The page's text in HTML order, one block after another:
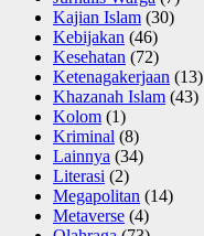
Kajian Islam (30)
Kebijakan (46)
Kesehatan (72)
Ketenagakerjaan (13)
Khazanah Islam (43)
Kolom (1)
Kriminal (8)
Lainnya (34)
Literasi (2)
Megapolitan (14)
Metaverse (4)